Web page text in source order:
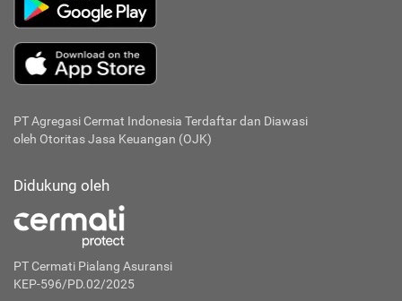
PT Agregasi Cermat Indonesia Terdaftar dan Diawasi
oleh Otoritas Jasa Keuangan (OJK)
Didukung oleh
PT Cermati Pialang Asuransi
KEP-596/PD.02/2025